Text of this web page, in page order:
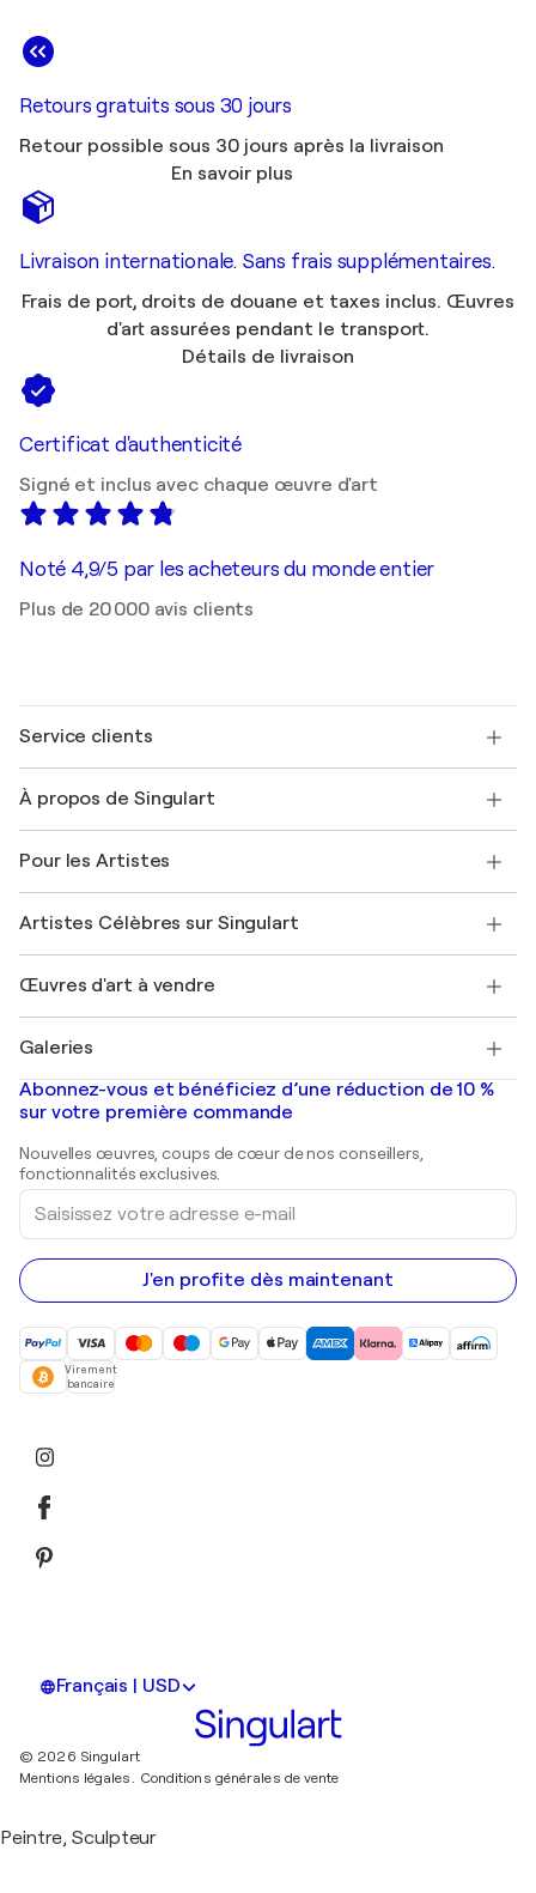
Retours gratuits sous 30 jours
Retour possible sous 30 jours après la livraison
En savoir plus
Livraison internationale. Sans frais supplémentaires.
Frais de port, droits de douane et taxes inclus. Œuvres
d'art assurées pendant le transport.
Détails de livraison
Certificat d'authenticité
Signé et inclus avec chaque œuvre d'art
Noté 4,9/5 par les acheteurs du monde entier
Plus de 20 000 avis clients
Service clients
Expédition
Offrir une carte cadeau
Rejoignez notre programme commercial
Mon compte
+33 1 76 44 06 42
À propos de Singulart
FAQ
Magazine Singulart
Emplois
Découvrez une sélection d'art original
Pour les Artistes
Se connecter en tant qu'Artiste
Artistes Célèbres sur Singulart
Marc Chagall
Banksy
Mr. Brainwash
Shepard Fairey
Œuvres d'art à vendre
Tableaux abstraits à vendre
Peintures de paysage
Estampes
Peintures acryliques
Galeries
Galeries d'art en France
Galeries d'art en Belgique
Abonnez-vous et bénéficiez d’une réduction de 10 %
sur votre première commande
Nouvelles œuvres, coups de cœur de nos conseillers,
fonctionnalités exclusives.
Saisissez
votre
adresse
e-
mail
J'en profite dès maintenant
Virement
bancaire
Français | USD
© 2026 Singulart
Mentions légales. Conditions générales de vente
Peintre, Sculpteur